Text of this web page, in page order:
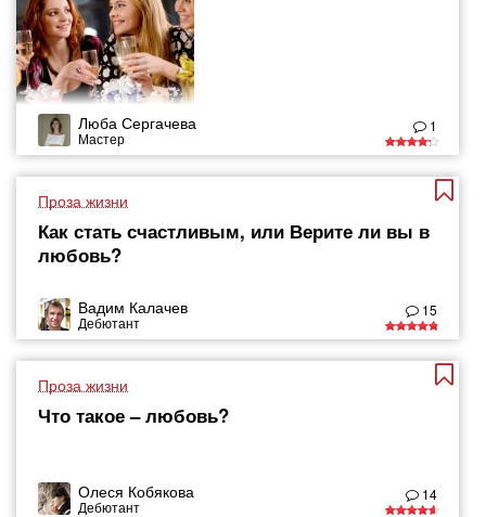
Люба Сергачева
Мастер
1
Проза жизни
Как стать счастливым, или Верите ли вы в
любовь?
Вадим Калачев
Дебютант
15
Проза жизни
Что такое – любовь?
Олеся Кобякова
Дебютант
14